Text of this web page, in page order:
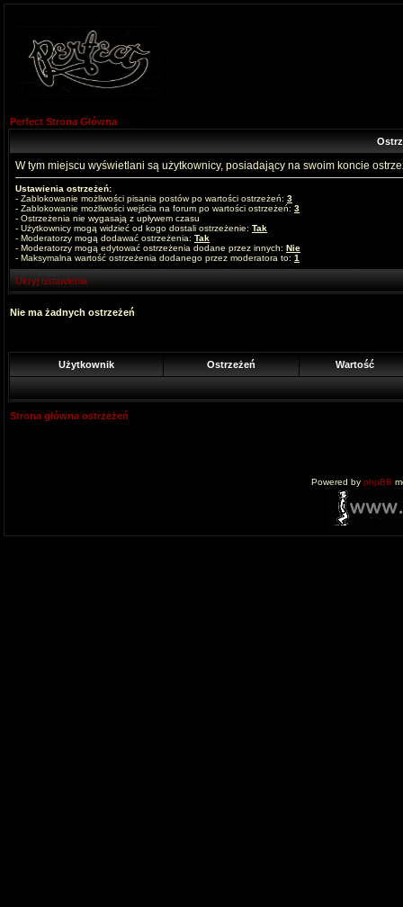
Perfect Strona Główna
W tym miejscu wyświetlani są użytkownicy, posiadający na swoim koncie
Ustawienia ostrzeżeń:
- Zablokowanie możliwości pisania postów po wartości ostrzeżeń: 3
- Zablokowanie możliwości wejścia na forum po wartości ostrzeżeń: 3
- Ostrzeżenia nie wygasają z upływem czasu
- Użytkownicy mogą widzieć od kogo dostali ostrzeżenie: Tak
- Moderatorzy mogą dodawać ostrzeżenia: Tak
- Moderatorzy mogą edytować ostrzeżenia dodane przez innych: Nie
- Maksymalna wartość ostrzeżenia dodanego przez moderatora to: 1
Ukryj ustawienia
Nie ma żadnych ostrzeżeń
Użytkownik Ostrzeżeń Wartość
Strona główna ostrzeżeń
Powered by phpBB